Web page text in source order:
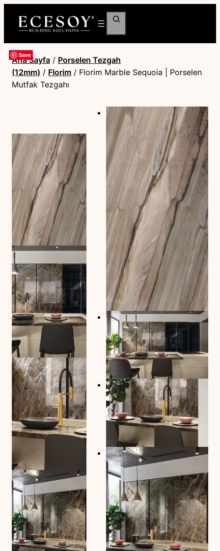
Ara
Save
Ana Sayfa / Porselen Tezgah
(12mm) / Florim / Florim Marble Sequoia | Porselen
Mutfak Tezgahı